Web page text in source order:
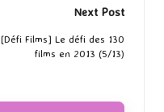
Next Post
[Défi Films] Le défi des 130
films en 2013 (5/13)